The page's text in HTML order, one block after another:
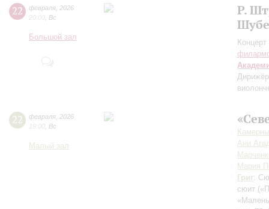
22 февраля 2026
20:00 Вс
Большой зал
Р.
22 февраля 2026
19:00 Вс
Малый зал
Ани
Мария
Григ:
сюит